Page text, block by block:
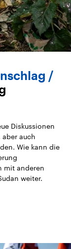
Diskussionen
auch
Wie kann die
mit anderen
weiter.